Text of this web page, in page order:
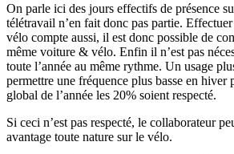
On parle ici des jours effectifs de présence
télétravail n’en fait donc pas partie.
vélo compte aussi, il est donc possible de
même voiture & vélo. Enfin il n’est pas
toute l’année au même rythme. Un usage
permettre une fréquence plus basse en hiver
global de l’année les 20% soient respecté.
Si ceci n’est pas respecté, le collaborateur
avantage toute nature sur le vélo.